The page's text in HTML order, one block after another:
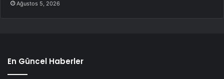
Ağustos 5, 2026
En Güncel Haberler